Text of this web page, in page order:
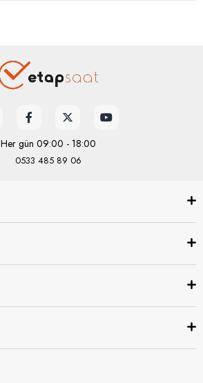
Her gün 09:00 - 18:00
0533 485 89 06